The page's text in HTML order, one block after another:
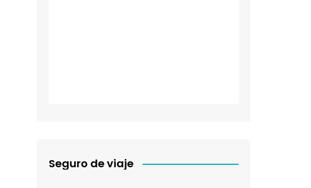
Seguro de viaje